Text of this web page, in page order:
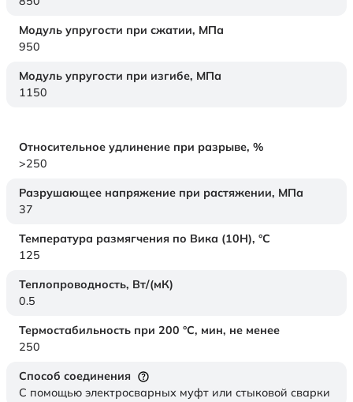
Модуль упругости при сжатии, МПа
950
Модуль упругости при изгибе, МПа
1150
Относительное удлинение при разрыве, %
>250
Разрушающее напряжение при растяжении, МПа
37
Температура размягчения по Вика (10Н), °C
125
Теплопроводность, Вт/(мК)
0.5
Термостабильность при 200 °С, мин, не менее
250
Способ соединения
С помощью электросварных муфт или стыковой сварки